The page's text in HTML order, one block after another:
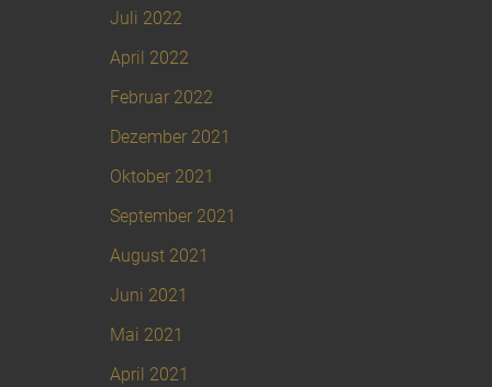
Juli 2022
April 2022
Februar 2022
Dezember 2021
Oktober 2021
September 2021
August 2021
Juni 2021
Mai 2021
April 2021